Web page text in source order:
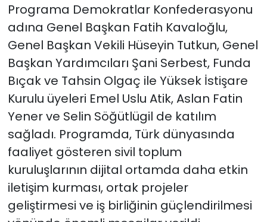
Programa Demokratlar Konfederasyonu
adına Genel Başkan Fatih Kavaloğlu,
Genel Başkan Vekili Hüseyin Tutkun, Genel
Başkan Yardımcıları Şani Serbest, Funda
Bıçak ve Tahsin Olgaç ile Yüksek İstişare
Kurulu üyeleri Emel Uslu Atik, Aslan Fatin
Yener ve Selin Söğütlügil de katılım
sağladı. Programda, Türk dünyasında
faaliyet gösteren sivil toplum
kuruluşlarının dijital ortamda daha etkin
iletişim kurması, ortak projeler
geliştirmesi ve iş birliğinin güçlendirilmesi